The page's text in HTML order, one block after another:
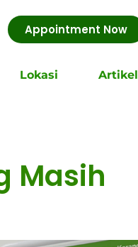
Appointment Now
Lokasi Artikel
Masih